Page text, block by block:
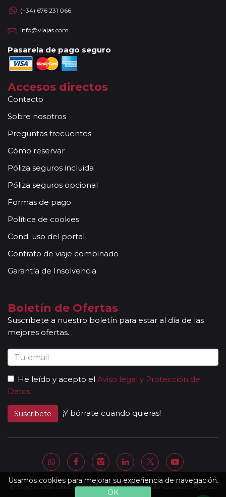
Usamos cookies para mejorar su experiencia de navegación.
OK
(+34) 676 231 066
info@viajas.com
Pasarela de pago seguro
Accesos directos
Contacto
Sobre nosotros
Preguntas frecuentes
Cómo reservar
Póliza seguros incluida
Póliza seguros opcional
Formas de pago
Política de cookies
Cond. uso del portal
Contrato de viaje combinado
Garantía de Insolvencia
Boletín de Ofertas
Suscríbete a nuestro boletín para estar al día de las
mejores ofertas.
He leído y acepto el Aviso legal y Protección de
Datos
Suscribete ¡Y bórrate cuando quieras!
© Viajata 2026 Todos los derechos reservados | Título-licencia de Agencia